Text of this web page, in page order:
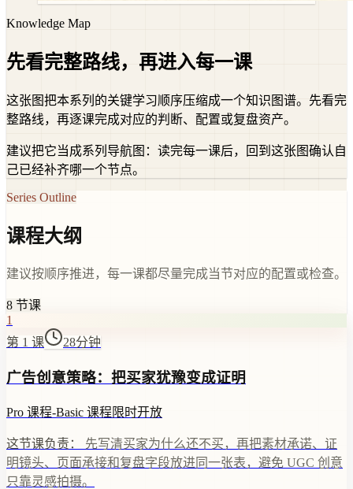
Knowledge Map
先看完整路线，再进入每一课
这张图把本系列的关键学习顺序压缩成一个知识图谱。先看完
整路线，再逐课完成对应的判断、配置或复盘资产。
建议把它当成系列导航图：读完每一课后，回到这张图确认自
己已经补齐哪一个节点。
Series Outline
课程大纲
建议按顺序推进，每一课都尽量完成当节对应的配置或检查。
8 节课
1
第 1 课
28分钟
广告创意策略：把买家犹豫变成证明
Pro 课程-Basic 课程 限时开放
这节课负责：
先写清买家为什么还不买，再把素材承诺、证
明镜头、页面承接和复盘字段放进同一张表，避免 UGC 创意
只靠灵感拍摄。